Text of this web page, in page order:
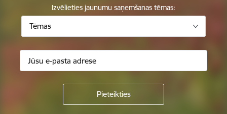
Izvēlieties jaunumu saņemšanas tēmas:
Tēmas